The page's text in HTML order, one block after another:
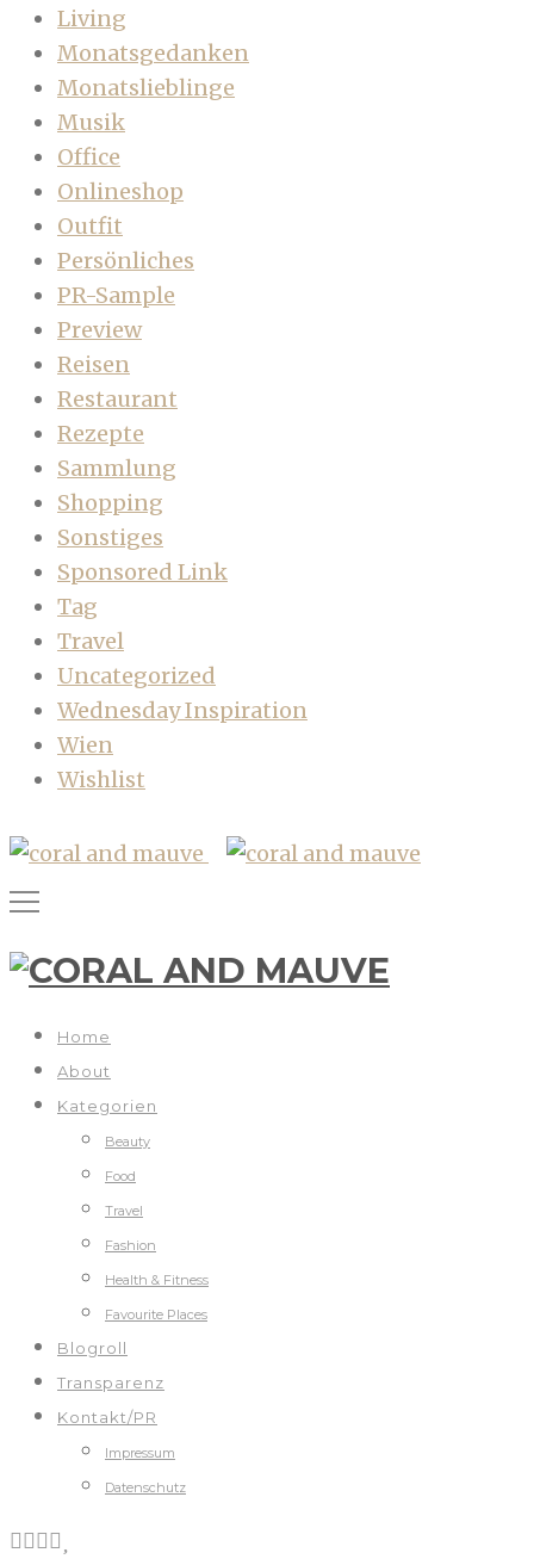
Living
Monatsgedanken
Monatslieblinge
Musik
Office
Onlineshop
Outfit
Persönliches
PR-Sample
Preview
Reisen
Restaurant
Rezepte
Sammlung
Shopping
Sonstiges
Sponsored Link
Tag
Travel
Uncategorized
Wednesday Inspiration
Wien
Wishlist
Home
About
Kategorien
Beauty
Food
Travel
Fashion
Health & Fitness
Favourite Places
Blogroll
Transparenz
Kontakt/PR
Impressum
Datenschutz